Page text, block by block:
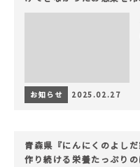
お知らせ 2025.02.27
青森県『にんにくのよし
作り続ける栄養たっぷりの